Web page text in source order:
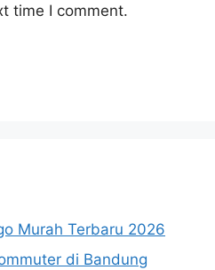
time I comment.
Murah Terbaru 2026
di Bandung